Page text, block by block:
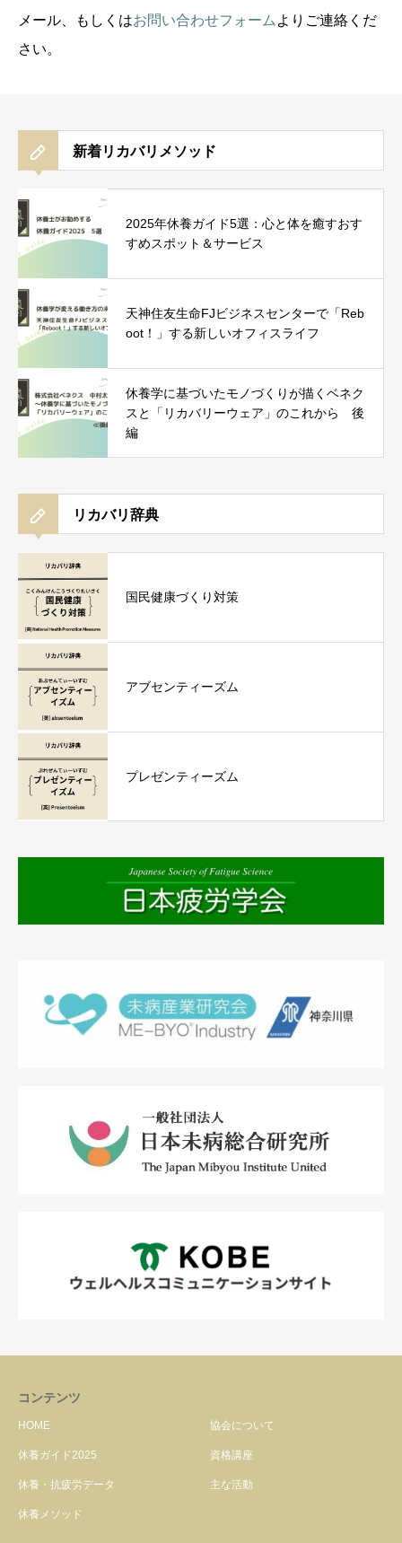
メール、もしくはお問い合わせフォーム よりご連絡くだ
さい。
新着リカバリメソッド
2025年休養ガイド5選：心と体を癒すおす
すめスポット＆サービス
天神住友生命FJビジネスセンターで「Reb
oot！」する新しいオフィスライフ
休養学に基づいたモノづくりが描くベネク
スと「リカバリーウェア」のこれから 後
編
リカバリ辞典
国民健康づくり対策
アブセンティーズム
プレゼンティーズム
コンテンツ
HOME 協会について
休養ガイド2025 資格講座
休養・抗疲労データ 主な活動
休養メソッド